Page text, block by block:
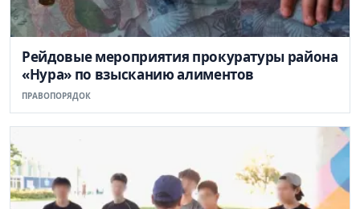
Рейдовые мероприятия прокуратуры района
«Нура» по взысканию алиментов
ПРАВОПОРЯДОК